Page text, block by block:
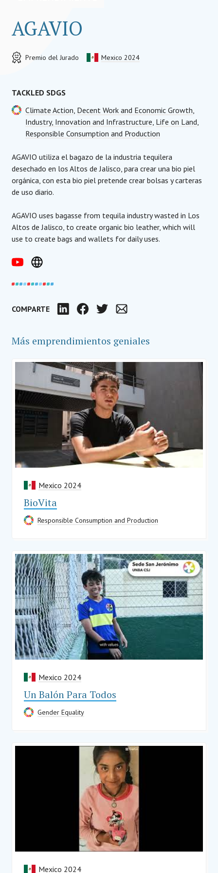
AGAVIO
Premio del Jurado Mexico 2024
TACKLED SDGS
Climate Action, Decent Work and Economic Growth,
Industry, Innovation and Infrastructure, Life on Land,
Responsible Consumption and Production
AGAVIO utiliza el bagazo de la industria tequilera
desechado en los Altos de Jalisco, para crear una bio piel
orgánica, con esta bio piel pretende crear bolsas y carteras
de uso diario.
AGAVIO uses bagasse from tequila industry wasted in Los
Altos de Jalisco, to create organic bio leather, which will
use to create bags and wallets for daily uses.
COMPARTE LinkedIn FacebookTwitter
Más emprendimientos geniales
Mexico 2024
BioVita
Responsible Consumption and Production
Mexico 2024
Un Balón Para Todos
Gender Equality
Mexico 2024